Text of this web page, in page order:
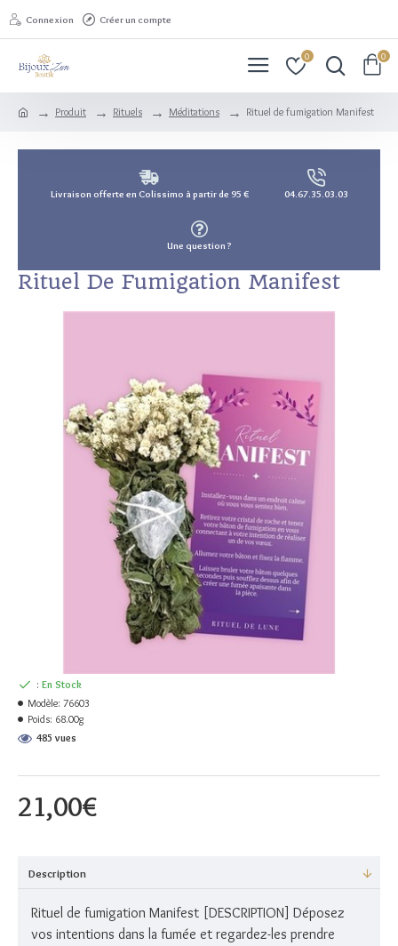
Connexion Créer un compte
0 0
Produit Rituels Méditations Rituel de fumigation Manifest
Livraison offerte en Colissimo à partir de 95 € 04.67.35.03.03
Une question ?
Rituel De Fumigation Manifest
21,00€
: En Stock
Modèle: 76603
Poids: 68.00g
485 vues
Description
Rituel de fumigation Manifest [DESCRIPTION] Déposez
vos intentions dans la fumée et regardez-les prendre